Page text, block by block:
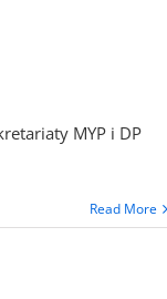
MYP i DP
Read More